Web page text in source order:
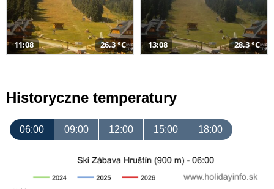
11:08 26,3 °C 13:08 28,3 °C
Historyczne temperatury
06:00 09:00 12:00 15:00 18:00